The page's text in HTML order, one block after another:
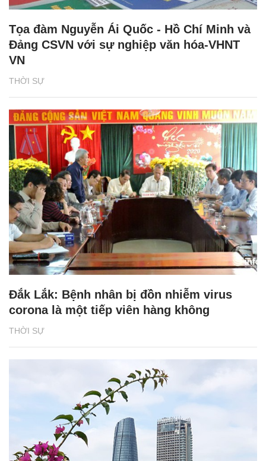
THỜI SỰ
Tọa đàm Nguyễn Ái Quốc - Hồ Chí Minh và
Đảng CSVN với sự nghiệp văn hóa-VHNT
VN
THỜI SỰ
Đắk Lắk: Bệnh nhân bị đồn nhiễm virus
corona là một tiếp viên hàng không